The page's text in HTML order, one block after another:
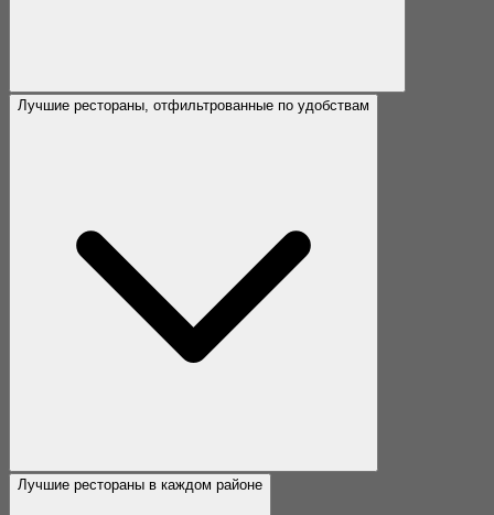
Лучшие рестораны, отфильтрованные по удобствам
Лучшие рестораны в каждом районе